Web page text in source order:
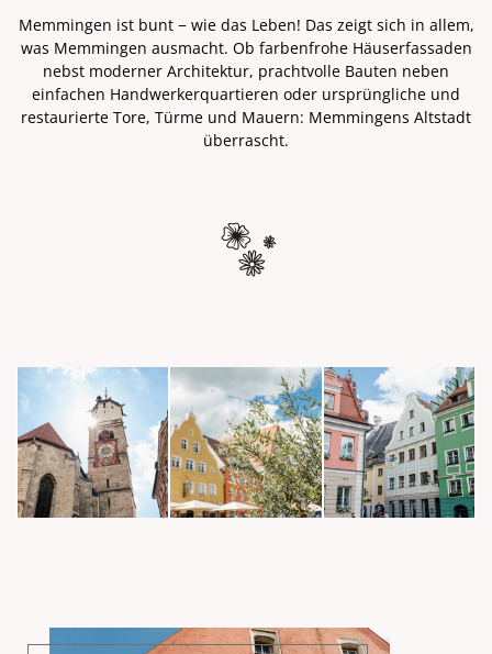
Memmingen ist bunt − wie das Leben! Das zeigt sich in allem,
was Memmingen ausmacht. Ob farbenfrohe Häuserfassaden
nebst moderner Architektur, prachtvolle Bauten neben
einfachen Handwerkerquartieren oder ursprüngliche und
restaurierte Tore, Türme und Mauern: Memmingens Altstadt
überrascht.